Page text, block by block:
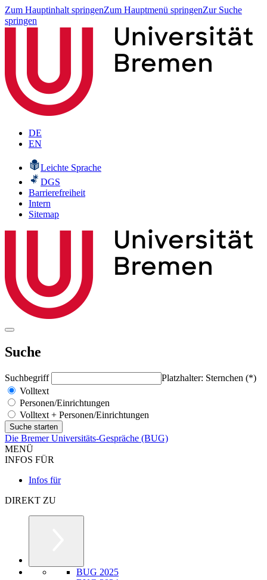
Zum Hauptinhalt springenZum Hauptmenü springenZur Suche
springen
DE
EN
Leichte Sprache
DGS
Barrierefreiheit
Intern
Sitemap
Suche
Suchbegriff
Platzhalter: Sternchen (*)
Volltext
Personen/Einrichtungen
Volltext + Personen/Einrichtungen
Die Bremer Universitäts-Gespräche (BUG)
MENÜ
INFOS FÜR
Infos für
DIREKT ZU
BUG 2025